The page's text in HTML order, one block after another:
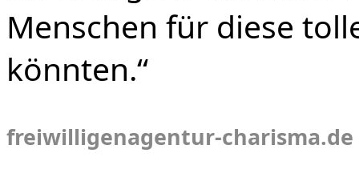
Menschen für diese
könnten.“